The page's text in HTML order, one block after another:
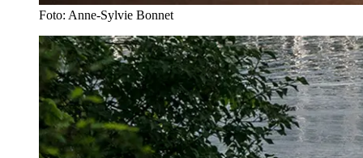
Foto: Anne-Sylvie Bonnet